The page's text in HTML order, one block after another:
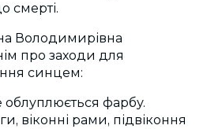
смерті.
Володимирівна
про заходи для
синцем:
фарбу.
віконні рами, підвіконня